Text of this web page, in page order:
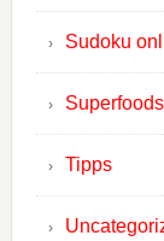
Sudoku
Superfoods
Tipps